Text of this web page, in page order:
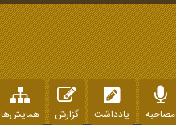
مصاحبه یادداشت گزارش همایش‌ها